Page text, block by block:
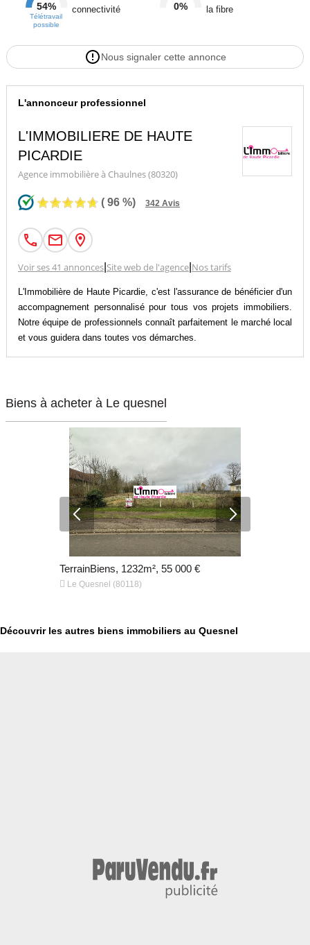
54%
Télétravail
possible
connectivité 0% la fibre
Nous signaler cette annonce
L'annonceur professionnel
L'IMMOBILIERE DE HAUTE
PICARDIE
Agence immobilière à Chaulnes (80320)
( 96 %) 342 Avis
Voir ses 41 annonces| Site web de l'agence| Nos tarifs
L'Immobilière de Haute Picardie, c'est l'assurance de bénéficier d'un
accompagnement personnalisé pour tous vos projets immobiliers.
Notre équipe de professionnels connaît parfaitement le marché local
et vous guidera dans toutes vos démarches.
Biens à acheter à Le quesnel
TerrainBiens, 1232m², 55 000 €
 Le Quesnel (80118)
Découvrir les autres biens immobiliers au Quesnel